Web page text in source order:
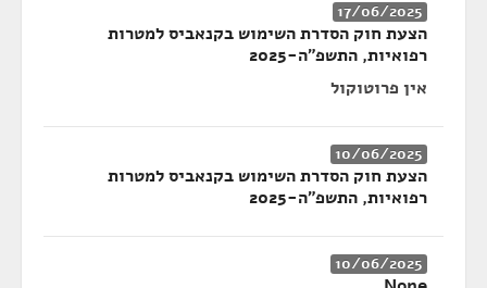
17/06/2025
הצעת חוק הסדרת השימוש בקנאביס למטרות
רפואיות, התשפ"ה-2025
אין פרוטוקול
10/06/2025
הצעת חוק הסדרת השימוש בקנאביס למטרות
רפואיות, התשפ"ה-2025
10/06/2025